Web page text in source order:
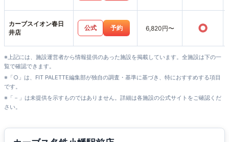
カーブスイオン春日
井店
公式 予約 6,820円〜 ○
※上記には、施設運営者から情報提供のあった施設を掲載しています。全施設は下の一
覧で確認できます。
※「○」は、FIT PALETTE編集部が独自の調査・基準に基づき、特におすすめする項目
です。
※「－」は未提供を示すものではありません。詳細は各施設の公式サイトをご確認くだ
さい。